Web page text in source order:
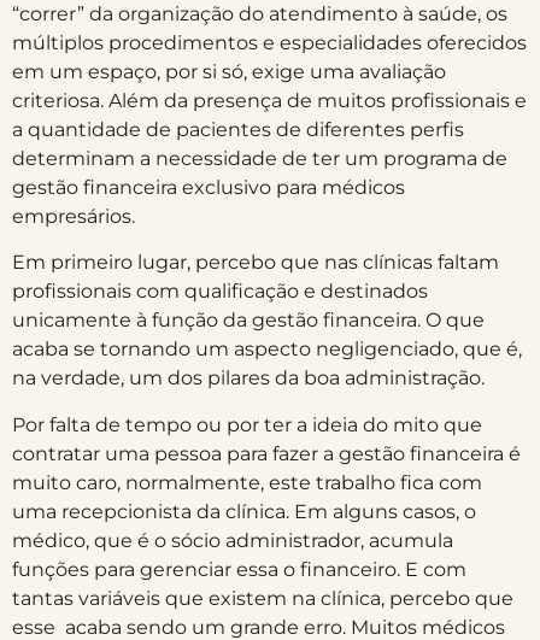
“correr” da organização do atendimento à saúde, os
múltiplos procedimentos e especialidades oferecidos
em um espaço, por si só, exige uma avaliação
criteriosa. Além da presença de muitos profissionais e
a quantidade de pacientes de diferentes perfis
determinam a necessidade de ter um programa de
gestão financeira exclusivo para médicos
empresários.
Em primeiro lugar, percebo que nas clínicas faltam
profissionais com qualificação e destinados
unicamente à função da gestão financeira. O que
acaba se tornando um aspecto negligenciado, que é,
na verdade, um dos pilares da boa administração.
Por falta de tempo ou por ter a ideia do mito que
contratar uma pessoa para fazer a gestão financeira é
muito caro, normalmente, este trabalho fica com
uma recepcionista da clínica. Em alguns casos, o
médico, que é o sócio administrador, acumula
funções para gerenciar essa o financeiro. E com
tantas variáveis que existem na clínica, percebo que
esse acaba sendo um grande erro. Muitos médicos